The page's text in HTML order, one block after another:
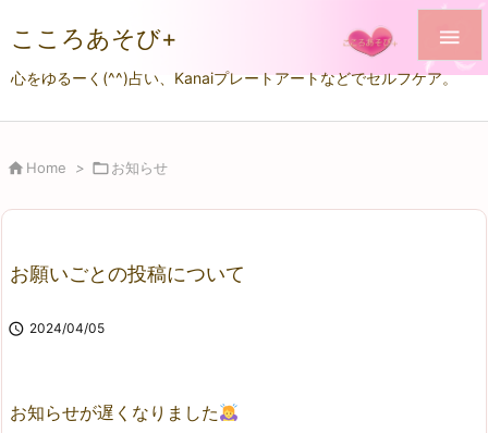
こころあそび+
心をゆるーく(^^)占い、Kanaiプレートアートなどでセルフケア。

 Home > お知らせ
お願いごとの投稿について
 2024/04/05
お知らせが遅くなりました